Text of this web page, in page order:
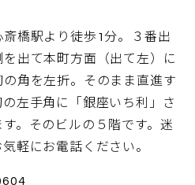
斎橋駅より徒歩1分。３番出
を出て本町方面（出て左）に
の角を左折。そのまま直進す
の左手角に「銀座いち利」さ
。そのビルの５階です。迷
軽にお電話ください。